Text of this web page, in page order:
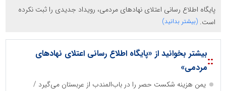
پایگاه اطلاع رسانی اعتلای نهادهای مردمی، رویداد جدیدی را ثبت نکرده
است. (بیشتر بدانید)
::بیشتر بخوانید از «پایگاه اطلاع رسانی اعتلای نهادهای
مردمی»
یمن هزینه شکست حصر را در باب‌المندب از عربستان می‌گیرد /